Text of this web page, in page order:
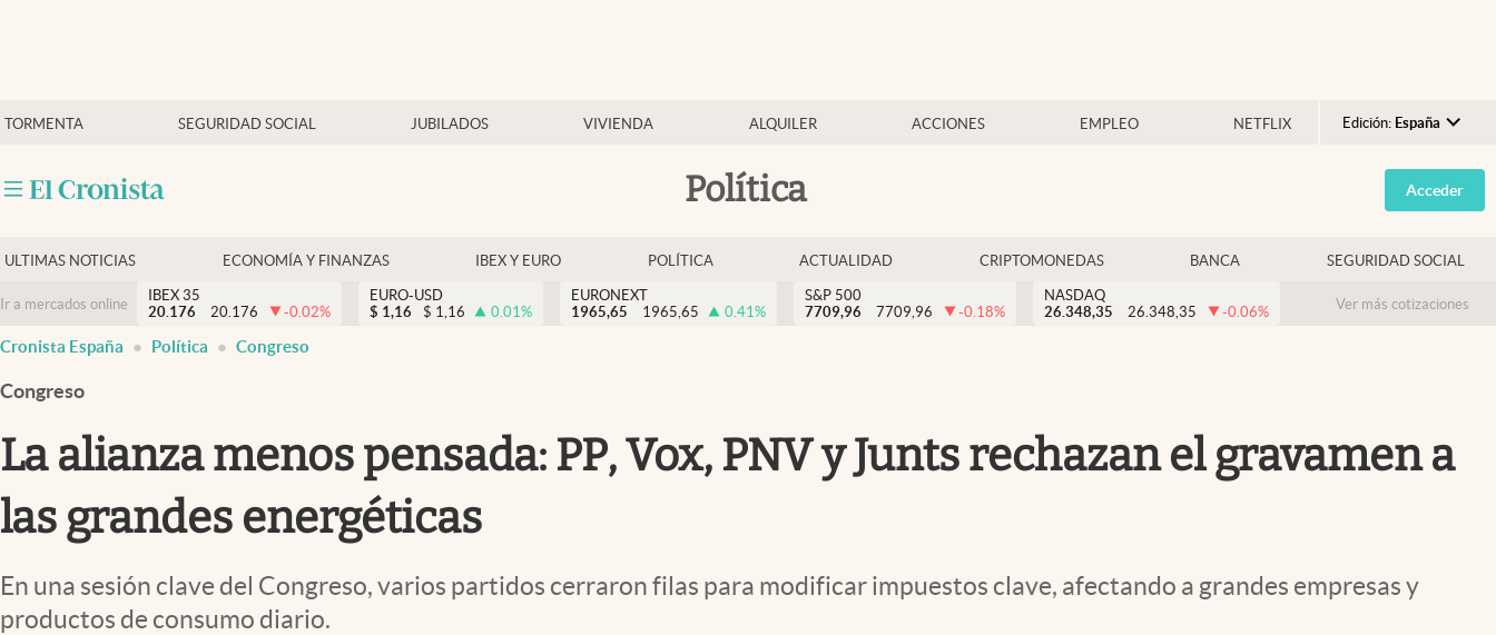
TORMENTA SEGURIDAD SOCIAL JUBILADOS VIVIENDA ALQUILER ACCIONES EMPLEO NETFLIX Edición: España
Argentina
España
USA
Colombia
Política
Economía y finanzas
Criptomonedas
Acceder
ULTIMAS NOTICIAS ECONOMÍA Y FINANZAS IBEX Y EURO POLÍTICA ACTUALIDAD CRIPTOMONEDAS BANCA SEGURIDAD SOCIAL
Ir a mercados online
IBEX 35
20.176
20.176 -0.02%
EURO-USD
$ 1,16 $ 1,16 0.01%
EURONEXT
1965,65
1965,65 0.41%
S&P 500
7709,96
7709,96 -0.18%
NASDAQ
26.348,35
26.348,35 -0.06% Ver más cotizaciones
Cronista España Política Congreso
Congreso
La alianza menos pensada: PP, Vox, PNV y Junts rechazan el gravamen a
las grandes energéticas
En una sesión clave del Congreso, varios partidos cerraron filas para modificar impuestos clave, afectando a grandes empresas y
productos de consumo diario.